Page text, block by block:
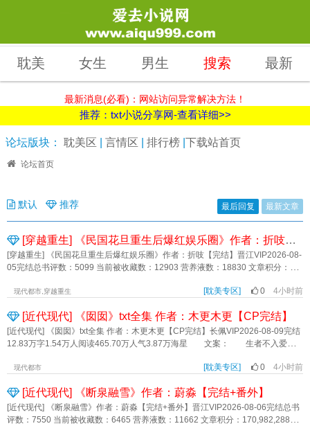
耽美 女生 男生 搜索 最新
最新消息(必看)：网站访问异常解决方法！
推荐：txt小说分享网-查看详细>>
论坛版块： 耽美区 言情区 排行榜 下载站首页
论坛首页
默认 推荐 最后回复 最新文章
[穿越重生] 《民国花旦重生后爆红娱乐圈》作者：折吱【完结】
[穿越重生] 《民国花旦重生后爆红娱乐圈》作者：折吱【完结】晋江VIP2026-08-
05完结总书评数：5099 当前被收藏数：12903 营养液数：18830 文章积分：
脸迎人，被人用唾沫吐过，棍棒打过。从一个小要饭的摇身成为梨园的台柱子，
做的，从未热过。……再睁眼，昔日响当当符州城名角，成了娱乐圈黑料缠身的
花瓶小鲜肉。小鲜肉漂亮、懦弱，没脑子，偏又虚荣，好攀高枝。节目里遭人排
挤，台上被人一巴掌呼脸上。本该是借位，偏是楚久挨的这一巴掌。十余年梨园
便红了眼，眼底蕴着不甘、愤怒。对手演员被他完全压住，木头似地杵在台上，
草，这是能说的吗？][震惊我全家，楚玖的演技什么时候这么好了吗][只是昙花一
现吧？估计下一期就原形毕露了]楚玖跟开挂了一样。致敬经典武侠，刀剑动作耍
得那叫一个行云流水、赏心悦目。梦回大唐，一出贵妃酒醉，身段柔软，眼波生
现代都市,穿越重生 [耽美专区] 0 4小时前
[近代现代] 《囡囡》txt全集 作者：木更木更【CP完结】
[近代现代] 《囡囡》txt全集 作者：木更木更【CP完结】长佩VIP2026-08-09完结
12.83万字1.54万人阅读465.70万人气3.87万海星 文案： 生者不入爱
的“小三”。 攻转受&自以为“小三”攻 罗囡&宋争渡 标签：甜宠 HE《囡
现代都市 [耽美专区] 0 4小时前
[近代现代] 《断泉融雪》作者：蔚淼【完结+番外】
[近代现代] 《断泉融雪》作者：蔚淼【完结+番外】晋江VIP2026-08-06完结总书
评数：7550 当前被收藏数：6465 营养液数：11662 文章积分：170,982,288文